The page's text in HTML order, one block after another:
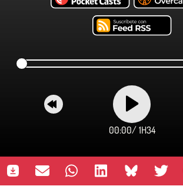
00:00/ 1H34